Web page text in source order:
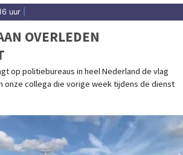
uur
OVERLEDEN
op politiebureaus in heel Nederland de vlag
onze collega die vorige week tijdens de dienst